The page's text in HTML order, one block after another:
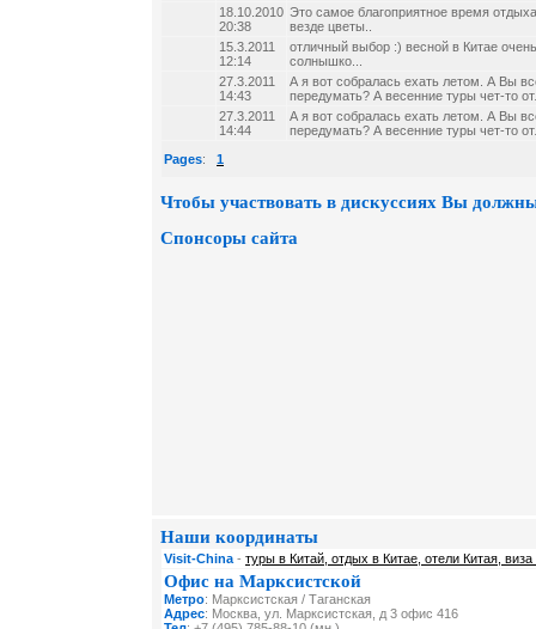
18.10.2010
20:38
Это самое благоприятное время
везде цветы..
15.3.2011
12:14
отличный выбор :) весной в Китае
солнышко...
27.3.2011
14:43
А я вот собралась ехать летом. А Вы
передумать? А весенние туры чет-то
27.3.2011
14:44
А я вот собралась ехать летом. А Вы
передумать? А весенние туры чет-то
Pages: 1
Чтобы участвовать в дискуссиях Вы
Спонсоры сайта
Наши координаты
Visit-China - туры в Китай, отдых в Китае, отели Китая, виза
Офис на Марксистской
Метро: Марксистская / Таганская
Адрес: Москва, ул. Марксистская, д 3 офис 416